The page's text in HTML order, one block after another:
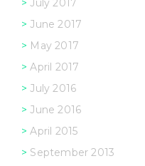
July 2017
June 2017
May 2017
April 2017
July 2016
June 2016
April 2015
September 2013